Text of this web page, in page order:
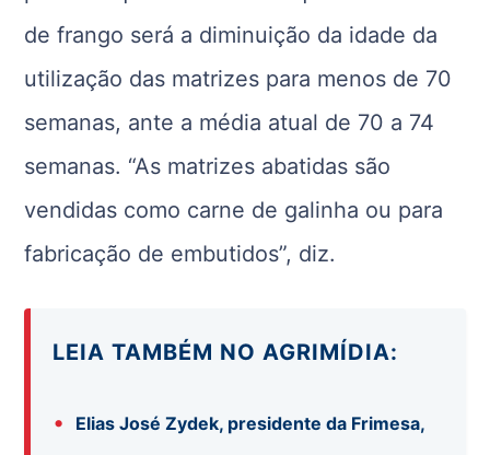
de frango será a diminuição da idade da
utilização das matrizes para menos de 70
semanas, ante a média atual de 70 a 74
semanas. “As matrizes abatidas são
vendidas como carne de galinha ou para
fabricação de embutidos”, diz.
LEIA TAMBÉM NO AGRIMÍDIA:
•
Elias José Zydek, presidente da Frimesa,